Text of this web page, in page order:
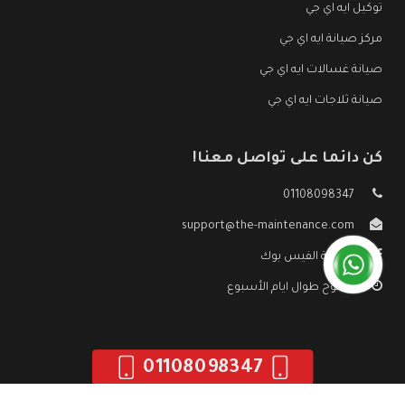
توكيل ايه اي جي
مركز صيانة ايه اي جي
صيانة غسالات ايه اي جي
صيانة ثلاجات ايه اي جي
كن دائما على تواصل معنا!
01108098347
support@the-maintenance.com
صفحة الفيس بوك
مفتوح طوال ايام الأسبوع
01108098347